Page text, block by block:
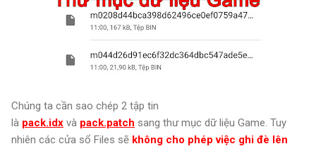
Chúng ta cần sao chép 2 tập tin
là pack.idx và pack.patch sang thư mục dữ liệu Game. Tuy
nhiên các cửa sổ Files sẽ không cho phép việc ghi đè lên